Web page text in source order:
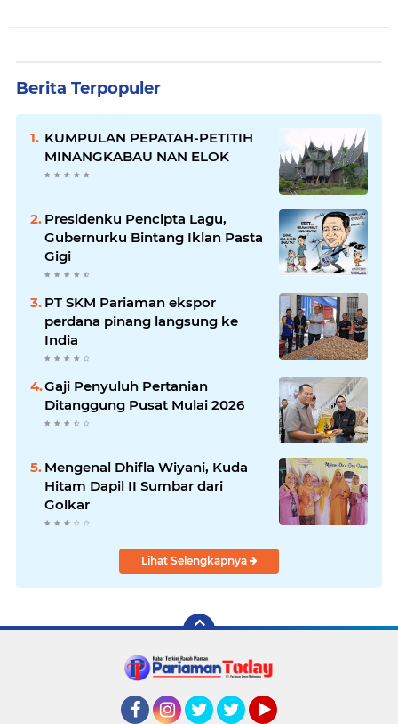
Berita Terpopuler
KUMPULAN PEPATAH-PETITIH
MINANGKABAU NAN ELOK
Presidenku Pencipta Lagu,
Gubernurku Bintang Iklan Pasta
Gigi
PT SKM Pariaman ekspor
perdana pinang langsung ke
India
Gaji Penyuluh Pertanian
Ditanggung Pusat Mulai 2026
Mengenal Dhifla Wiyani, Kuda
Hitam Dapil II Sumbar dari
Golkar
Lihat Selengkapnya